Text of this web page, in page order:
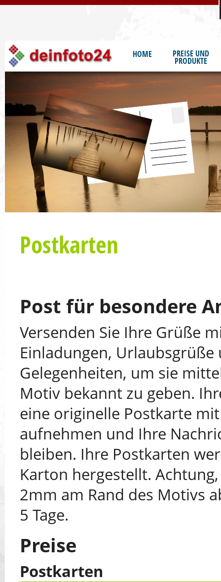
HOME PREISE UND
PRODUKTE
Postkarten
Post für besondere
Versenden Sie Ihre Grüße
Einladungen,
Gelegenheiten, um sie
Motiv bekannt zu geben.
eine originelle Postkarte
aufnehmen und Ihre
bleiben. Ihre Postkarten
Karton hergestellt.
2mm am Rand des Motivs
5 Tage.
Preise
Postkarten